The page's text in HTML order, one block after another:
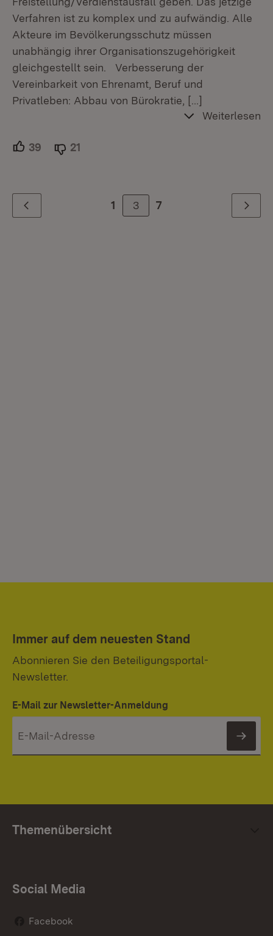
Verfahren ist zu komplex und zu aufwändig. Alle
Akteure im Bevölkerungsschutz müssen
unabhängig ihrer Organisationszugehörigkeit
gleichgestellt sein. Verbesserung der
Vereinbarkeit von Ehrenamt, Beruf und
Privatleben: Abbau von Bürokratie, […]
Weiterlesen
39 Unterstützer.
21
Zurück 1 3 7 Weiter
Immer auf dem neuesten Stand
Abonnieren Sie den Beteiligungsportal-
Newsletter.
E-Mail zur Newsletter-Anmeldung
Themenübersicht
Social Media
Facebook